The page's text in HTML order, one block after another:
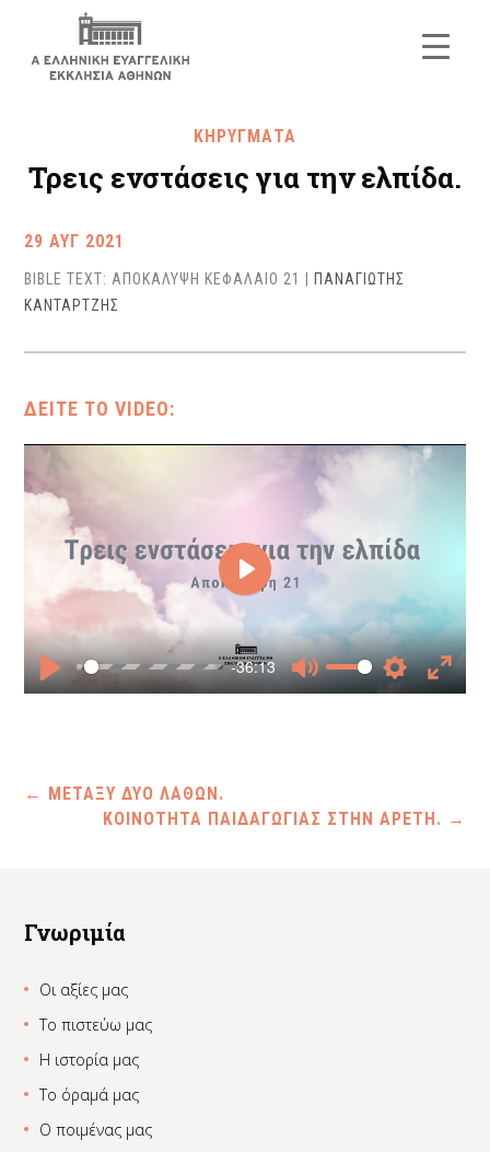
ΚΗΡΥΓΜΑΤΑ
Τρεις ενστάσεις για την ελπίδα.
29 ΑΥΓ 2021
BIBLE TEXT: ΑΠΟΚΑΛΥΨΗ ΚΕΦΑΛΑΙΟ 21
ΠΑΝΑΓΙΩΤΗΣ
ΚΑΝΤΑΡΤΖΗΣ
Play
-36:13
Mute
SettingsEnter
Play
← ΜΕΤΑΞΥ ΔΥΟ ΛΑΘΩΝ.
ΚΟΙΝΟΤΗΤΑ ΠΑΙΔΑΓΩΓΙΑΣ ΣΤΗΝ ΑΡΕΤΗ. →
Γνωριμία
Οι αξίες μας
Το πιστεύω μας
Η ιστορία μας
Το όραμά μας
Ο ποιμένας μας